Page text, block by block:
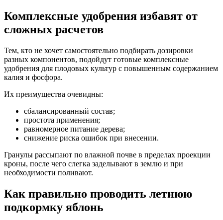
Комплексные удобрения избавят от
сложных расчетов
Тем, кто не хочет самостоятельно подбирать дозировки
разных компонентов, подойдут готовые комплексные
удобрения для плодовых культур с повышенным содержанием
калия и фосфора.
Их преимущества очевидны:
сбалансированный состав;
простота применения;
равномерное питание дерева;
снижение риска ошибок при внесении.
Гранулы рассыпают по влажной почве в пределах проекции
кроны, после чего слегка заделывают в землю и при
необходимости поливают.
Как правильно проводить летнюю
подкормку яблонь